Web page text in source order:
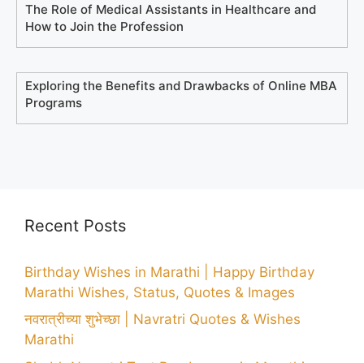
The Role of Medical Assistants in Healthcare and
How to Join the Profession
Exploring the Benefits and Drawbacks of Online MBA
Programs
Recent Posts
Birthday Wishes in Marathi | Happy Birthday
Marathi Wishes, Status, Quotes & Images
नवरात्रीच्या शुभेच्छा | Navratri Quotes & Wishes
Marathi